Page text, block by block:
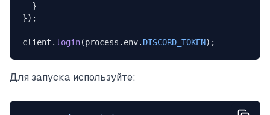
  }
});
client. login(process.env. DISCORD_TOKEN);
Для запуска используйте: